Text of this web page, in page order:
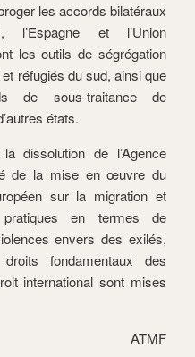
les accords bilatéraux
et l’Union
les outils de ségrégation
réfugiés du sud, ainsi que
de sous-traitance de
états.
dissolution de l’Agence
de la mise en œuvre du
sur la migration et
en termes de
envers des exilés,
fondamentaux des
international sont mises
ATMF